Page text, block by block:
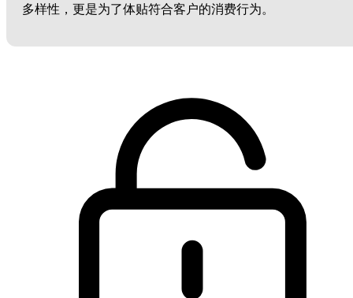
多样性，更是为了体贴符合客户的消费行为。